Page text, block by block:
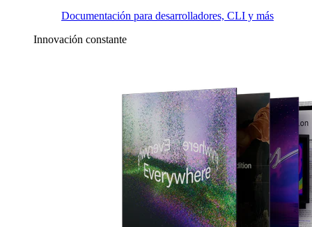
Documentación para desarrolladores, CLI y más
Innovación constante